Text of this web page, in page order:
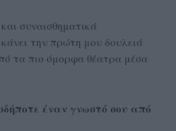
συναισθηματικά
την πρώτη μου δουλειά
τα πιο όμορφα θέατρα μέσα
έναν γνωστό σου από